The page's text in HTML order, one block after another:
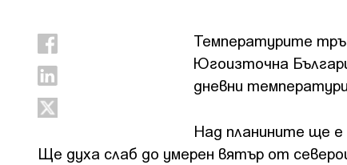
Температурите
Югоизточна
дневни
Над планините ще е
Ще духа слаб до умерен вятър от